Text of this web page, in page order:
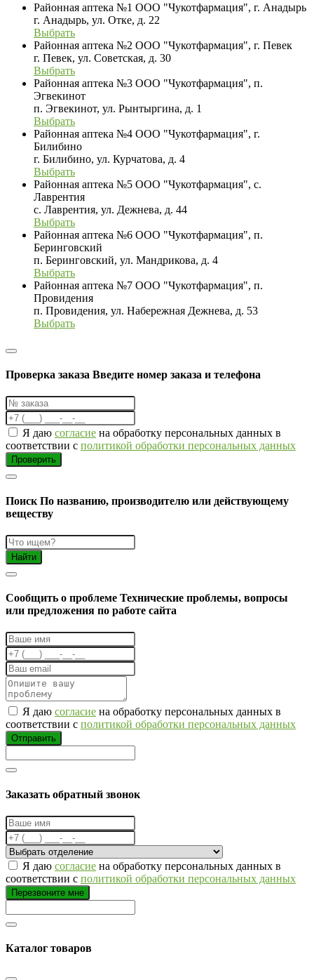
Районная аптека №1 ООО "Чукотфармация", г. Анадырь
г. Анадырь, ул. Отке, д. 22
Выбрать
Районная аптека №2 ООО "Чукотфармация", г. Певек
г. Певек, ул. Советская, д. 30
Выбрать
Районная аптека №3 ООО "Чукотфармация", п.
Эгвекинот
п. Эгвекинот, ул. Рынтыргина, д. 1
Выбрать
Районная аптека №4 ООО "Чукотфармация", г.
Билибино
г. Билибино, ул. Курчатова, д. 4
Выбрать
Районная аптека №5 ООО "Чукотфармация", с.
Лаврентия
с. Лаврентия, ул. Дежнева, д. 44
Выбрать
Районная аптека №6 ООО "Чукотфармация", п.
Беринговский
п. Беринговский, ул. Мандрикова, д. 4
Выбрать
Районная аптека №7 ООО "Чукотфармация", п.
Провидения
п. Провидения, ул. Набережная Дежнева, д. 53
Выбрать
Проверка заказа Введите номер заказа и телефона
Я даю согласие на обработку персональных данных в
соответствии с политикой обработки персональных данных
Проверить
Поиск По названию, производителю или действующему
веществу
Найти
Cообщить о проблеме Технические проблемы, вопросы
или предложения по работе сайта
Я даю согласие на обработку персональных данных в
соответствии с политикой обработки персональных данных
Отправить
Заказать обратный звонок
Я даю согласие на обработку персональных данных в
соответствии с политикой обработки персональных данных
Перезвоните мне
Каталог товаров